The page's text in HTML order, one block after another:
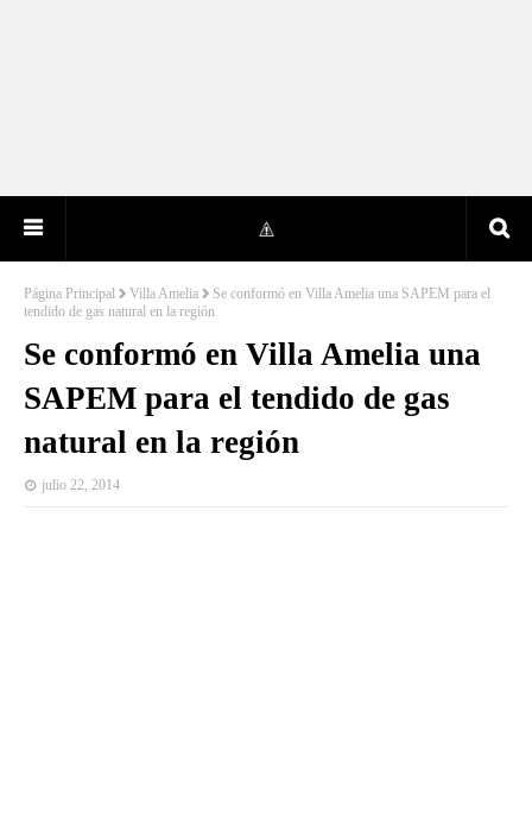
Página Principal Villa Amelia
Se conformó en Villa Amelia una SAPEM para el
tendido de gas natural en la región
Se conformó en Villa Amelia una
SAPEM para el tendido de gas
natural en la región
julio 22, 2014